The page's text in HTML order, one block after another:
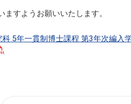
すようお願いいたします。
5年一貫制博士課程 第3年次編入